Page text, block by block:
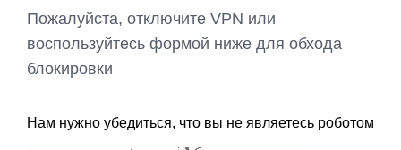
Пожалуйста, отключите VPN или
воспользуйтесь формой ниже для обхода
блокировки
Нам нужно убедиться, что вы не являетесь роботом